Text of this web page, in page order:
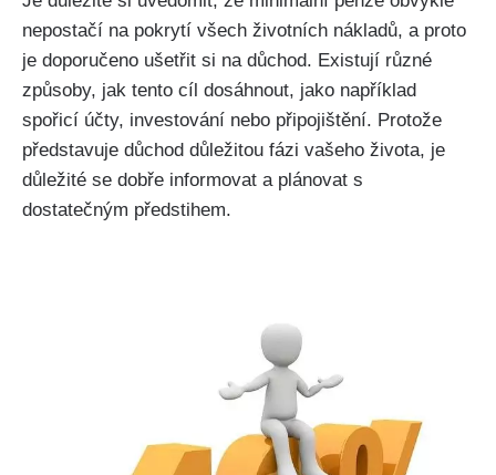
nepostačí na pokrytí všech životních nákladů, a proto
je doporučeno ušetřit si na důchod. Existují různé
způsoby, jak tento cíl dosáhnout, jako například
spořicí účty, investování nebo připojištění. Protože
představuje důchod důležitou fázi vašeho života, je
důležité se dobře informovat a plánovat s
dostatečným předstihem.